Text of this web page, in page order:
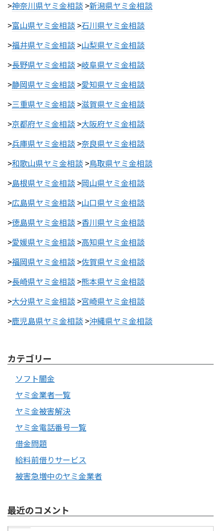
>神奈川県ヤミ金相談 >新潟県ヤミ金相談
>富山県ヤミ金相談 >石川県ヤミ金相談
>福井県ヤミ金相談 >山梨県ヤミ金相談
>長野県ヤミ金相談 >岐阜県ヤミ金相談
>静岡県ヤミ金相談 >愛知県ヤミ金相談
>三重県ヤミ金相談 >滋賀県ヤミ金相談
>京都府ヤミ金相談 >大阪府ヤミ金相談
>兵庫県ヤミ金相談 >奈良県ヤミ金相談
>和歌山県ヤミ金相談 >鳥取県ヤミ金相談
>島根県ヤミ金相談 >岡山県ヤミ金相談
>広島県ヤミ金相談 >山口県ヤミ金相談
>徳島県ヤミ金相談 >香川県ヤミ金相談
>愛媛県ヤミ金相談 >高知県ヤミ金相談
>福岡県ヤミ金相談 >佐賀県ヤミ金相談
>長崎県ヤミ金相談 >熊本県ヤミ金相談
>大分県ヤミ金相談 >宮崎県ヤミ金相談
>鹿児島県ヤミ金相談 >沖縄県ヤミ金相談
カテゴリー
ソフト闇金
ヤミ金業者一覧
ヤミ金被害解決
ヤミ金電話番号一覧
借金問題
給料前借りサービス
被害急増中のヤミ金業者
最近のコメント